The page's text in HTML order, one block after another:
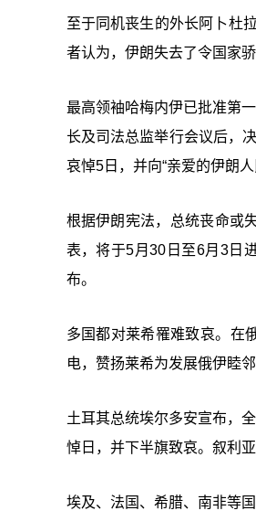
至于同机丧生的外长阿卜杜
者认为，伊朗失去了令国家骄
最高领袖哈梅内伊已批准第
长及司法总监举行会议后，
哀悼5日，并向“亲爱的伊朗人
根据伊朗宪法，总统丧命或
表，将于5月30日至6月3日
布。
多国都对莱希罹难致哀。在
电，赞扬莱希为发展俄伊睦
土耳其总统埃尔多安宣布，
悼日，并下半旗致哀。叙利
埃及、法国、希腊、南非等